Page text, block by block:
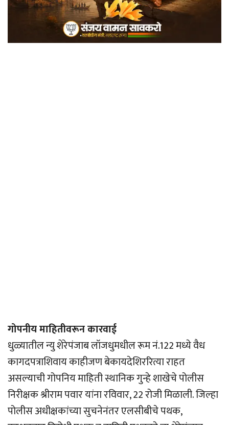
गोपनीय माहितीवरून कारवाई
धुळ्यातील न्यु शेरेपंजाब लॉजधुमधील रूम नं.122 मध्ये वैध
कागदपत्राशिवाय काहीजण बेकायदेशिररित्या राहत
असल्याची गोपनिय माहिती स्थानिक गुन्हे शाखेचे पोलीस
निरीक्षक श्रीराम पवार यांना रविवार, 22 रोजी मिळाली. जिल्हा
पोलीस अधीक्षकांच्या सुचनेनंतर एलसीबीचे पथक,